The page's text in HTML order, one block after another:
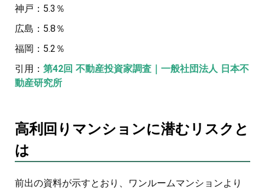
神戸：5.3％
広島：5.8％
福岡：5.2％
引用： 第42回 不動産投資家調査｜一般社団法人 日本不
動産研究所
高利回りマンションに潜むリスクと
は
前出の資料が示すとおり、ワンルームマンションより